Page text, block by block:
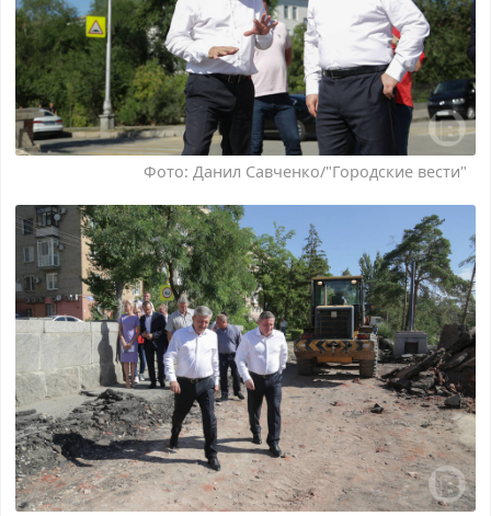
Фото: Данил Савченко/"Городские вести"